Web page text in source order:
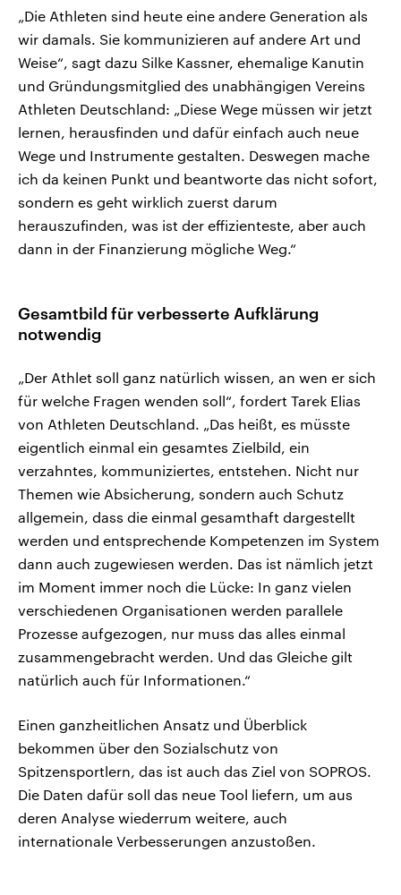
„Die Athleten sind heute eine andere Generation als
wir damals. Sie kommunizieren auf andere Art und
Weise“, sagt dazu Silke Kassner, ehemalige Kanutin
und Gründungsmitglied des unabhängigen Vereins
Athleten Deutschland: „Diese Wege müssen wir jetzt
lernen, herausfinden und dafür einfach auch neue
Wege und Instrumente gestalten. Deswegen mache
ich da keinen Punkt und beantworte das nicht sofort,
sondern es geht wirklich zuerst darum
herauszufinden, was ist der effizienteste, aber auch
dann in der Finanzierung mögliche Weg.“
Gesamtbild für verbesserte Aufklärung
notwendig
„Der Athlet soll ganz natürlich wissen, an wen er sich
für welche Fragen wenden soll“, fordert Tarek Elias
von Athleten Deutschland. „Das heißt, es müsste
eigentlich einmal ein gesamtes Zielbild, ein
verzahntes, kommuniziertes, entstehen. Nicht nur
Themen wie Absicherung, sondern auch Schutz
allgemein, dass die einmal gesamthaft dargestellt
werden und entsprechende Kompetenzen im System
dann auch zugewiesen werden. Das ist nämlich jetzt
im Moment immer noch die Lücke: In ganz vielen
verschiedenen Organisationen werden parallele
Prozesse aufgezogen, nur muss das alles einmal
zusammengebracht werden. Und das Gleiche gilt
natürlich auch für Informationen.“
Einen ganzheitlichen Ansatz und Überblick
bekommen über den Sozialschutz von
Spitzensportlern, das ist auch das Ziel von SOPROS.
Die Daten dafür soll das neue Tool liefern, um aus
deren Analyse wiederrum weitere, auch
internationale Verbesserungen anzustoßen.